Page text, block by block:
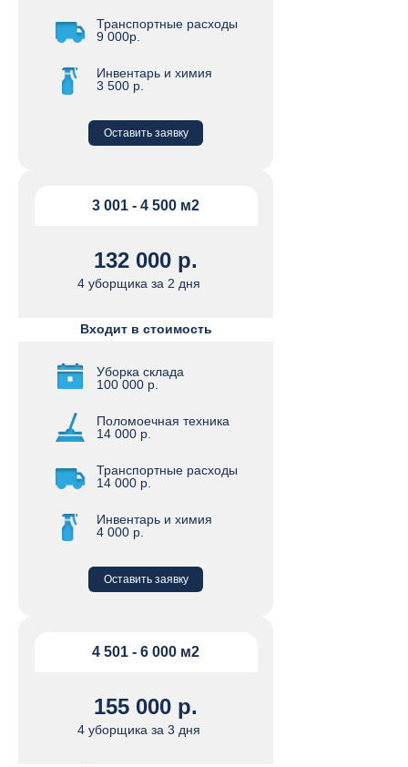
Транспортные расходы
9 000р.
Инвентарь и химия
3 500 р.
Оставить заявку
3 001 - 4 500 м2
132 000 р.
Входит в стоимость
Уборка склада
100 000 р.
Транспортные расходы
14 000 р.
Инвентарь и химия
4 000 р.
Оставить заявку
Поломоечная техника
14 000 р.
4 уборщика за 2 дня
4 501 - 6 000 м2
155 000 р.
4 уборщика за 3 дня